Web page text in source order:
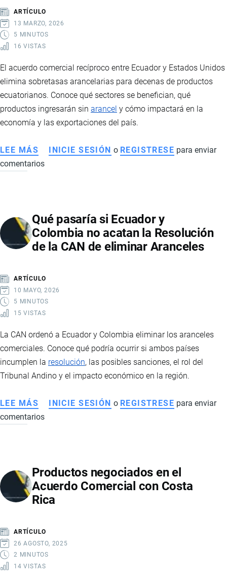
RARAS
ARTÍCULO
13 MARZO, 2026
5 MINUTOS
16 VISTAS
El acuerdo comercial recíproco entre Ecuador y Estados Unidos
elimina sobretasas arancelarias para decenas de productos
ecuatorianos. Conoce qué sectores se benefician, qué
productos ingresarán sin arancel y cómo impactará en la
economía y las exportaciones del país.
LEE MÁS SOBRE
ACUERDO
ECUADOR
Y
ESTADOS
SOBRETASAS
ARANCELARIAS
INICIE SESIÓN o REGISTRESE para enviar
comentarios
Qué pasaría si Ecuador y
Colombia no acatan la Resolución
de la CAN de eliminar Aranceles
ARTÍCULO
10 MAYO, 2026
5 MINUTOS
15 VISTAS
La CAN ordenó a Ecuador y Colombia eliminar los aranceles
comerciales. Conoce qué podría ocurrir si ambos países
incumplen la resolución, las posibles sanciones, el rol del
Tribunal Andino y el impacto económico en la región.
LEE MÁS SOBRE
QUÉ
Y
COLOMBIA
NO
RESOLUCIÓN
DE
LA
INICIE SESIÓN o REGISTRESE para enviar
comentarios
Productos negociados en el
Acuerdo Comercial con Costa
Rica
ARTÍCULO
26 AGOSTO, 2025
2 MINUTOS
14 VISTAS